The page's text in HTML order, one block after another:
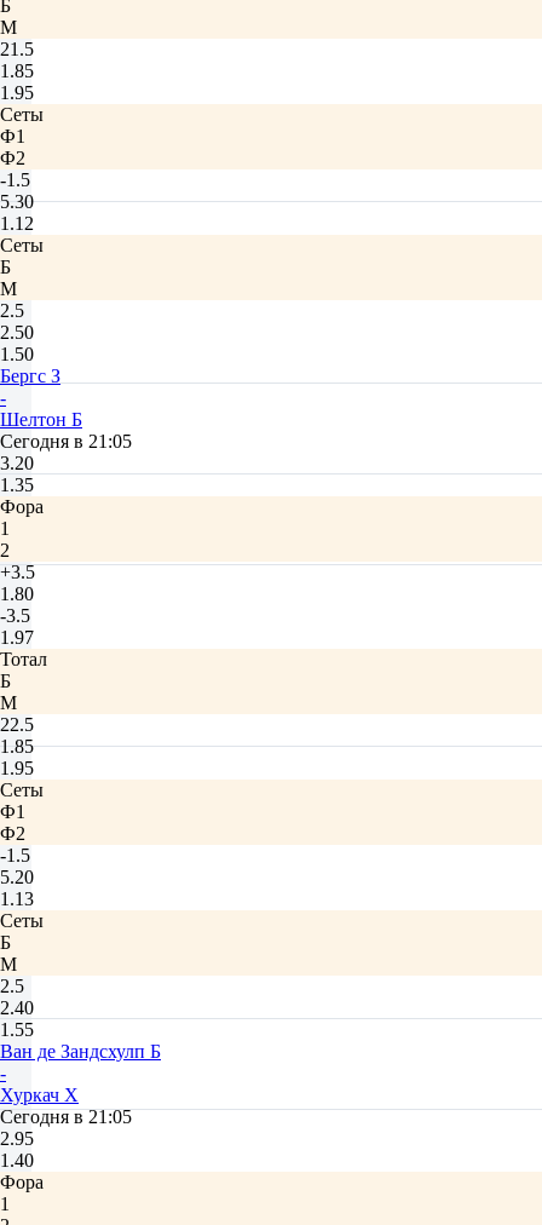
Б
М
21.5
1.85
1.95
Сеты
Ф1
Ф2
-1.5
5.30
1.12
Сеты
Б
М
2.5
2.50
1.50
Бергс З
-
Шелтон Б
Сегодня в 21:05
3.20
1.35
Фора
1
2
+3.5
1.80
-3.5
1.97
Тотал
Б
М
22.5
1.85
1.95
Сеты
Ф1
Ф2
-1.5
5.20
1.13
Сеты
Б
М
2.5
2.40
1.55
Ван де Зандсхулп Б
-
Хуркач Х
Сегодня в 21:05
2.95
1.40
Фора
1